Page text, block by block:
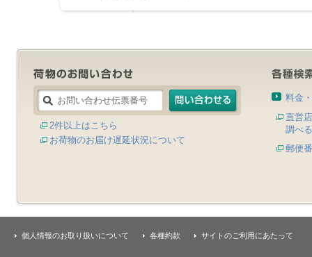
2件以上はこちら
お荷物のお届け遅延状況について
料金
直営
調べる
郵便
個人情報のお取り扱いについて 各種約款 サイトのご利用にあたって